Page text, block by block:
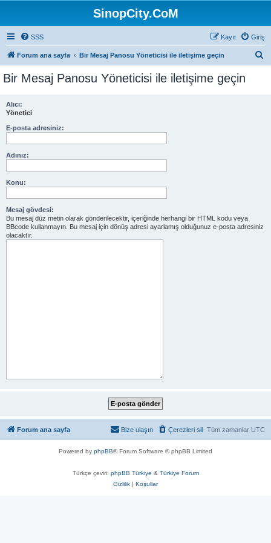
SinopCity.CoM
SSS Giriş
Kayıt
Forum ana sayfa Bir Mesaj Panosu Yöneticisi ile iletişime geçin
Bir Mesaj Panosu Yöneticisi ile iletişime geçin
Alıcı:
Yönetici
E-posta adresiniz:
Adınız:
Konu:
Mesaj gövdesi:
Bu mesaj düz metin olarak gönderilecektir, içeriğinde herhangi bir HTML kodu veya
BBcode kullanmayın. Bu mesaj için dönüş adresi ayarlamış olduğunuz e-posta adresiniz
olacaktır.
Forum ana sayfa Tüm zamanlar UTC
Çerezleri sil
Bize ulaşın
Powered by phpBB® Forum Software © phpBB Limited
Türkçe çeviri: phpBB Türkiye & Türkiye Forum
Gizlilik | Koşullar